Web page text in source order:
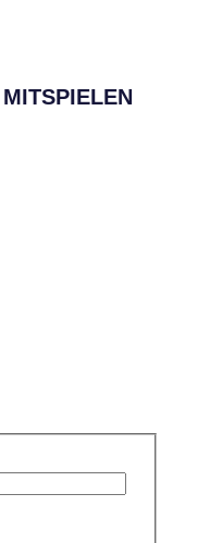
MITSPIELEN